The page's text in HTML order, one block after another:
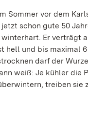
Sommer vor dem
schon gute 50
Er verträgt
hell und bis maximal
darf der
weiß: Je kühler
treiben